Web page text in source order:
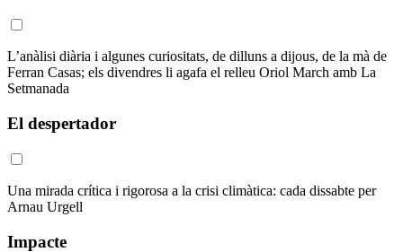
L’anàlisi diària i algunes curiositats, de dilluns a dijous, de la mà de
Ferran Casas; els divendres li agafa el relleu Oriol March amb La
Setmanada
El despertador
Una mirada crítica i rigorosa a la crisi climàtica: cada dissabte per
Arnau Urgell
Impacte